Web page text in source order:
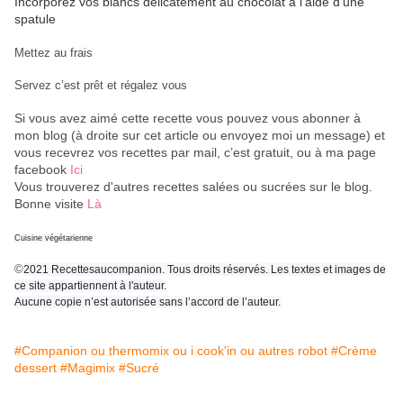
spatule
Mettez au frais
Servez c’est prêt et régalez vous
Si vous avez aimé cette recette vous pouvez vous abonner à
mon blog (à droite sur cet article ou envoyez moi un message) et
vous recevrez vos recettes par mail, c’est gratuit , ou à ma page
facebook Ici
Vous trouverez d'autres recettes salées ou sucrées sur le blog.
Bonne visite Là
Cuisine végétarienne
©2021 Recettesaucompanion. Tous droits réservés. Les textes et images de
ce site appartiennent à l'auteur.
Aucune copie n’est autorisée sans l’accord de l’auteur.
#Companion ou thermomix ou i cook'in ou autres robot #Crème
dessert #Magimix #Sucré